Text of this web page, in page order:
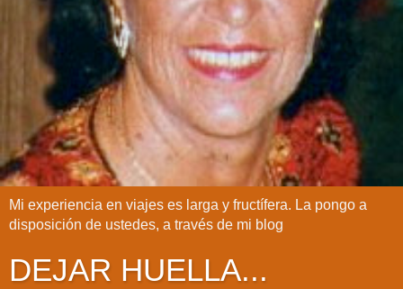
Mi experiencia en viajes es larga y fructífera. La pongo a
disposición de ustedes, a través de mi blog
DEJAR HUELLA...